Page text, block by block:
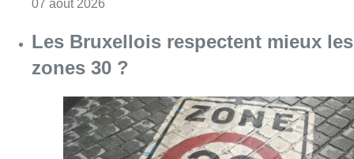
07 août 2026
Les Bruxellois respectent mieux les
zones 30 ?